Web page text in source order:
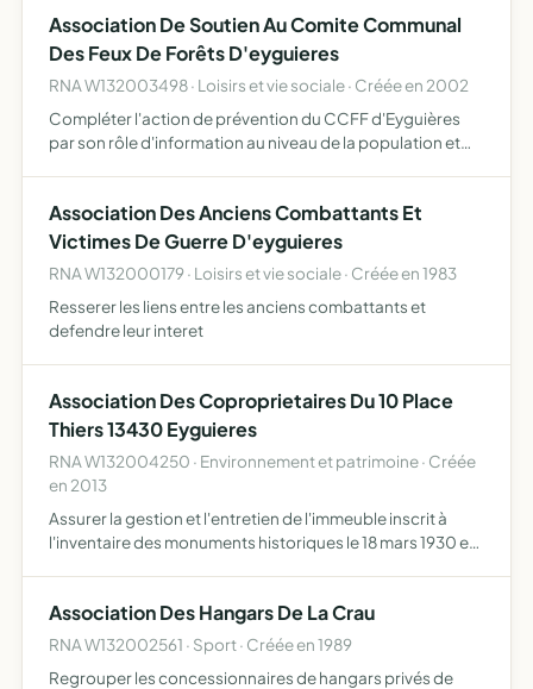
Association De Soutien Au Comite Communal
Des Feux De Forêts D'eyguieres
RNA W132003498 · Loisirs et vie sociale · Créée en 2002
Compléter l'action de prévention du CCFF d'Eyguières
par son rôle d'information au niveau de la population et
par ses…
Association Des Anciens Combattants Et
Victimes De Guerre D'eyguieres
RNA W132000179 · Loisirs et vie sociale · Créée en 1983
Resserer les liens entre les anciens combattants et
defendre leur interet
Association Des Coproprietaires Du 10 Place
Thiers 13430 Eyguieres
RNA W132004250 · Environnement et patrimoine · Créée
en 2013
Assurer la gestion et l'entretien de l'immeuble inscrit à
l'inventaire des monuments historiques le 18 mars 1930 et
Association Des Hangars De La Crau
RNA W132002561 · Sport · Créée en 1989
Regrouper les concessionnaires de hangars privés de